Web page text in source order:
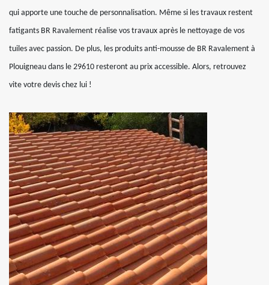
qui apporte une touche de personnalisation. Même si les travaux restent
fatigants BR Ravalement réalise vos travaux après le nettoyage de vos
tuiles avec passion. De plus, les produits anti-mousse de BR Ravalement à
Plouigneau dans le 29610 resteront au prix accessible. Alors, retrouvez
vite votre devis chez lui !